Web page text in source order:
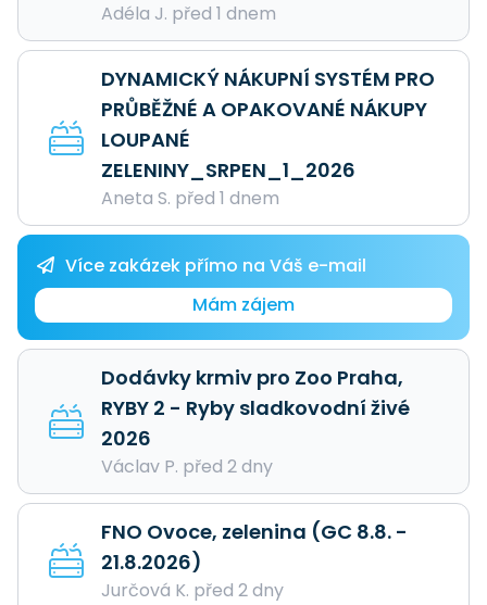
Adéla J. před 1 dnem
DYNAMICKÝ NÁKUPNÍ SYSTÉM PRO
PRŮBĚŽNÉ A OPAKOVANÉ NÁKUPY
LOUPANÉ
ZELENINY_SRPEN_1_2026
Aneta S. před 1 dnem
Více zakázek přímo na Váš e-mail
Mám zájem
Dodávky krmiv pro Zoo Praha,
RYBY 2 - Ryby sladkovodní živé
2026
Václav P. před 2 dny
FNO Ovoce, zelenina (GC 8.8. -
21.8.2026)
Jurčová K. před 2 dny